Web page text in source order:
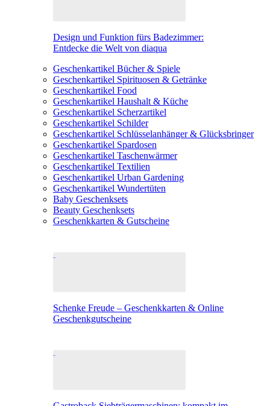
Design und Funktion fürs Badezimmer:
Entdecke die Welt von diaqua
Geschenkartikel Bücher & Spiele
Geschenkartikel Spirituosen & Getränke
Geschenkartikel Food
Geschenkartikel Haushalt & Küche
Geschenkartikel Scherzartikel
Geschenkartikel Schilder
Geschenkartikel Schlüsselanhänger & Glücksbringer
Geschenkartikel Spardosen
Geschenkartikel Taschenwärmer
Geschenkartikel Textilien
Geschenkartikel Urban Gardening
Geschenkartikel Wundertüten
Baby Geschenksets
Beauty Geschenksets
Geschenkkarten & Gutscheine
Schenke Freude – Geschenkkarten & Online
Geschenkgutscheine